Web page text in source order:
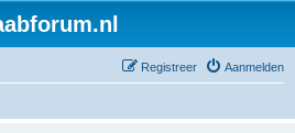
Aanmelden
Registreer